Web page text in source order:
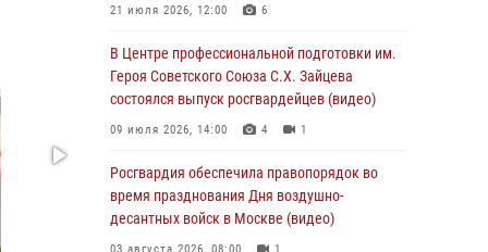
мужчину, устроившего дебош в букмекерской
конторе (Видео)
05 августа 2026, 12:39 1
безопасность проведения футбольного матча
Кубка России (Видео)
05 августа 2026, 12:35 1
21 июля 2026, 12:00 6
В Центре профессиональной подготовки им.
Героя Советского Союза С.Х. Зайцева
состоялся выпуск росгвардейцев (видео)
09 июля 2026, 14:00 4 1
Росгвардия обеспечила правопорядок во
время празднования Дня воздушно-
десантных войск в Москве (видео)